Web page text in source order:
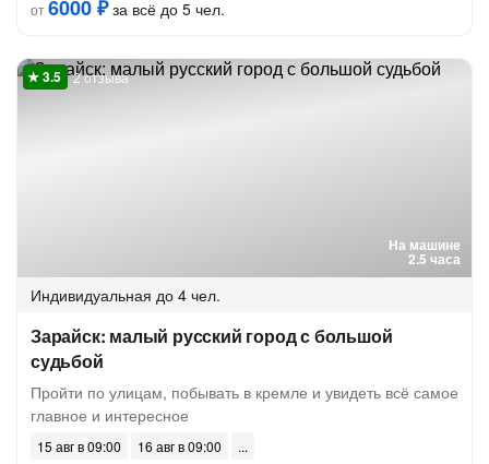
от6000 ₽за всё до 5 чел.
На машине
2.5 часа
2 отзыва
Индивидуальная до 4 чел.
Зарайск: малый русский город с большой
судьбой
Пройти по улицам, побывать в кремле и увидеть всё самое
главное и интересное
15 авг в 09:00
16 авг в 09:00